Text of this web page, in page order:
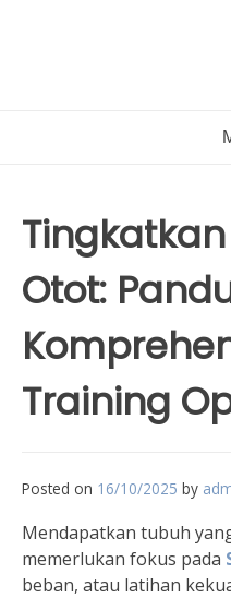
Otot:
Training
Posted on 16/10/2025 by
Mendapatkan tubuh
memerlukan fokus pada
beban, atau latihan